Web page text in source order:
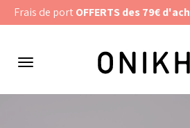
Frais de portOFFERTS des 79€ d'achat
navigation
Panneau de gestion des cookies